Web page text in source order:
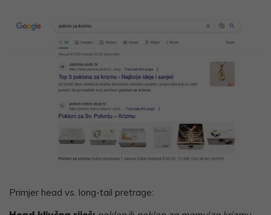
Primjer head vs. long-tail pretrage: